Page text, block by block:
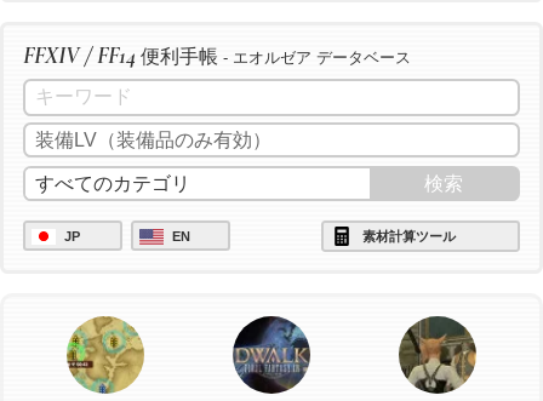
FFXIV / FF14 便利手帳 - エオルゼア データベース
JP EN 素材計算ツール